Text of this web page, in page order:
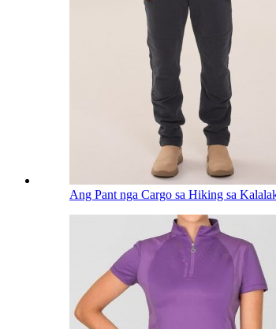
Ang Pant nga Cargo sa Hiking sa